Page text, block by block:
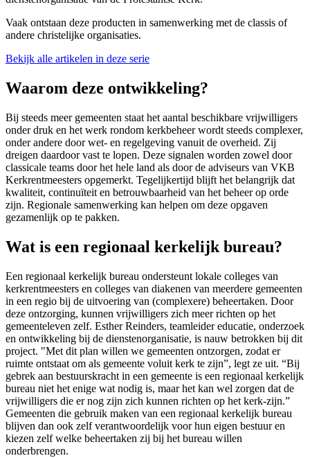
Vaak ontstaan deze producten in samenwerking met de classis of
andere christelijke organisaties.
Bekijk alle artikelen in deze serie
Waarom deze ontwikkeling?
Bij steeds meer gemeenten staat het aantal beschikbare vrijwilligers
onder druk en het werk rondom kerkbeheer wordt steeds complexer,
onder andere door wet- en regelgeving vanuit de overheid. Zij
dreigen daardoor vast te lopen. Deze signalen worden zowel door
classicale teams door het hele land als door de adviseurs van VKB
Kerkrentmeesters opgemerkt. Tegelijkertijd blijft het belangrijk dat
kwaliteit, continuïteit en betrouwbaarheid van het beheer op orde
zijn. Regionale samenwerking kan helpen om deze opgaven
gezamenlijk op te pakken.
Wat is een regionaal kerkelijk bureau?
Een regionaal kerkelijk bureau ondersteunt lokale colleges van
kerkrentmeesters en colleges van diakenen van meerdere gemeenten
in een regio bij de uitvoering van (complexere) beheertaken. Door
deze ontzorging, kunnen vrijwilligers zich meer richten op het
gemeenteleven zelf. Esther Reinders, teamleider educatie, onderzoek
en ontwikkeling bij de dienstenorganisatie, is nauw betrokken bij dit
project. "Met dit plan willen we gemeenten ontzorgen, zodat er
ruimte ontstaat om als gemeente voluit kerk te zijn”, legt ze uit. “Bij
gebrek aan bestuurskracht in een gemeente is een regionaal kerkelijk
bureau niet het enige wat nodig is, maar het kan wel zorgen dat de
vrijwilligers die er nog zijn zich kunnen richten op het kerk-zijn.”
Gemeenten die gebruik maken van een regionaal kerkelijk bureau
blijven dan ook zelf verantwoordelijk voor hun eigen bestuur en
kiezen zelf welke beheertaken zij bij het bureau willen
onderbrengen.